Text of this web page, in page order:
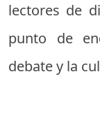
lectores de
punto de
debate y la